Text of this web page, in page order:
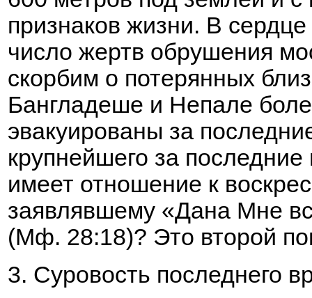
признаков жизни. В
число жертв обрушения
скорбим о потерянных
Бангладеше и Непале
эвакуированы за
крупнейшего за
имеет отношение к
заявлявшему «Дана Мне
(Мф. 28:18)? Это второй
3. Суровость последнего